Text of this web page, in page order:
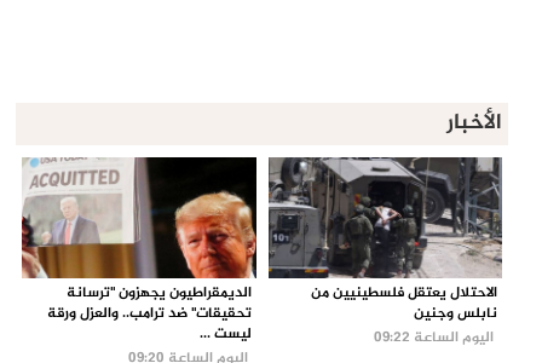
الأخبار
الاحتلال يعتقل فلسطينيين من
نابلس وجنين
اليوم الساعة 09:22
الديمقراطيون يجهزون "ترسانة
تحقيقات" ضد ترامب.. والعزل ورقة
ليست ...